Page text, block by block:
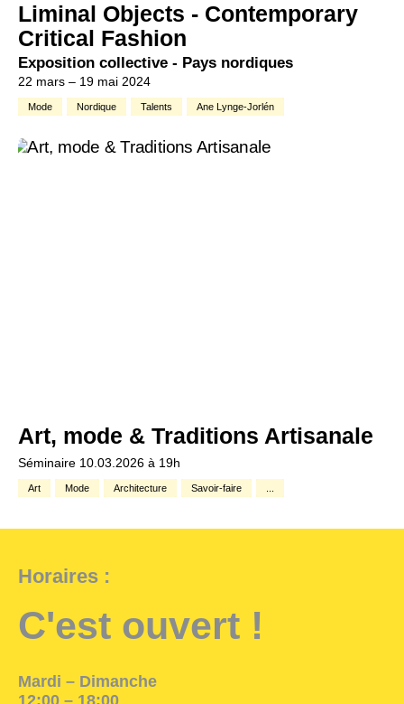
Liminal Objects - Contemporary
Critical Fashion
Exposition collective - Pays nordiques
22 mars – 19 mai 2024
Mode Nordique Talents Ane Lynge-Jorlén
Art, mode & Traditions Artisanale
Séminaire 10.03.2026 à 19h
Art Mode Architecture Savoir-faire
Horaires :
C'est ouvert !
Mardi – Dimanche
12:00 – 18:00